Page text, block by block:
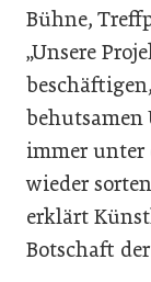
Bühne,
„Unsere
immer unter
wieder
erklärt
Botschaft